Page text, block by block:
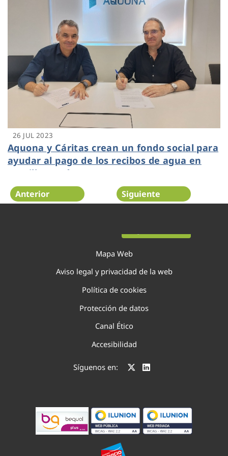
26 JUL 2023
Aquona y Cáritas crean un fondo social para
ayudar al pago de los recibos de agua en
Castilla y León
Anterior Siguiente
Mapa Web
Aviso legal y privacidad de la web
Política de cookies
Protección de datos
Canal Ético
Accesibilidad
Síguenos en: